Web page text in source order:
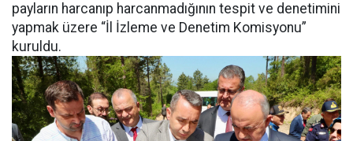
payların harcanıp harcanmadığının tespit ve denetimini
yapmak üzere “İl İzleme ve Denetim Komisyonu”
kuruldu.